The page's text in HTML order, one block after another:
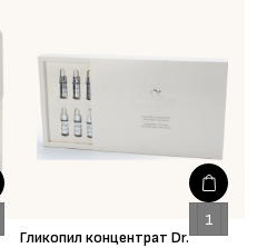
Гликопил концентрат Dr.